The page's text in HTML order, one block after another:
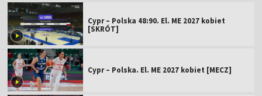
Cypr – Polska 48:90. El. ME 2027 kobiet
[SKRÓT]
Cypr – Polska. El. ME 2027 kobiet [MECZ]